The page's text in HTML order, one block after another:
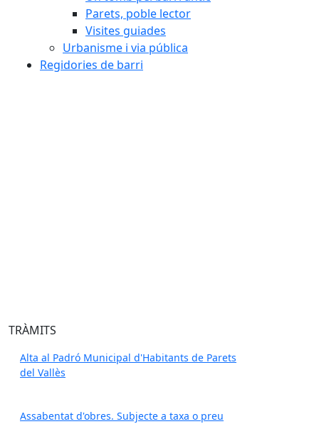
Parets, poble lector
Visites guiades
Urbanisme i via pública
Regidories de barri
TRÀMITS
Alta al Padró Municipal d'Habitants de Parets
del Vallès
Assabentat d'obres. Subjecte a taxa o preu